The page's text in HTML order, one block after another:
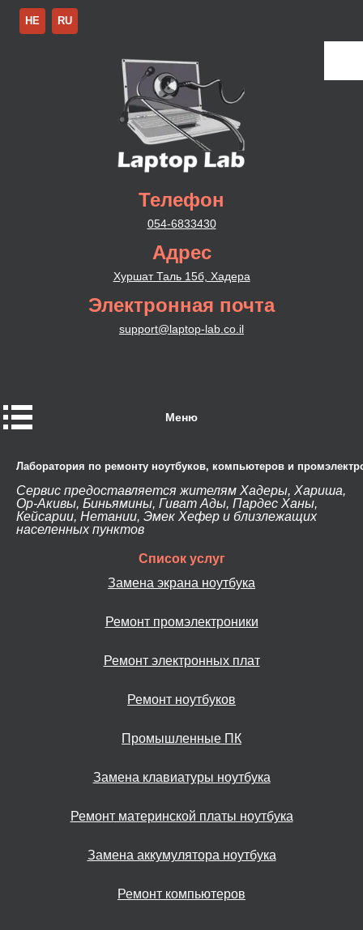
HE RU
Телефон
054-6833430
Адрес
Хуршат Таль 15б, Хадера
Электронная почта
support@laptop-lab.co.il
Меню
Лаборатория по ремонту ноутбуков, компьютеров и
Сервис предоставляется жителям Хадеры, Хариша,
Ор-Акивы, Биньямины, Гиват Ады, Пардес Ханы,
Кейсарии, Нетании, Эмек Хефер и близлежащих
населенных пунктов
Список услуг
Замена экрана ноутбука
Ремонт промэлектроники
Ремонт электронных плат
Ремонт ноутбуков
Промышленные ПК
Замена клавиатуры ноутбука
Ремонт материнской платы ноутбука
Замена аккумулятора ноутбука
Ремонт компьютеров